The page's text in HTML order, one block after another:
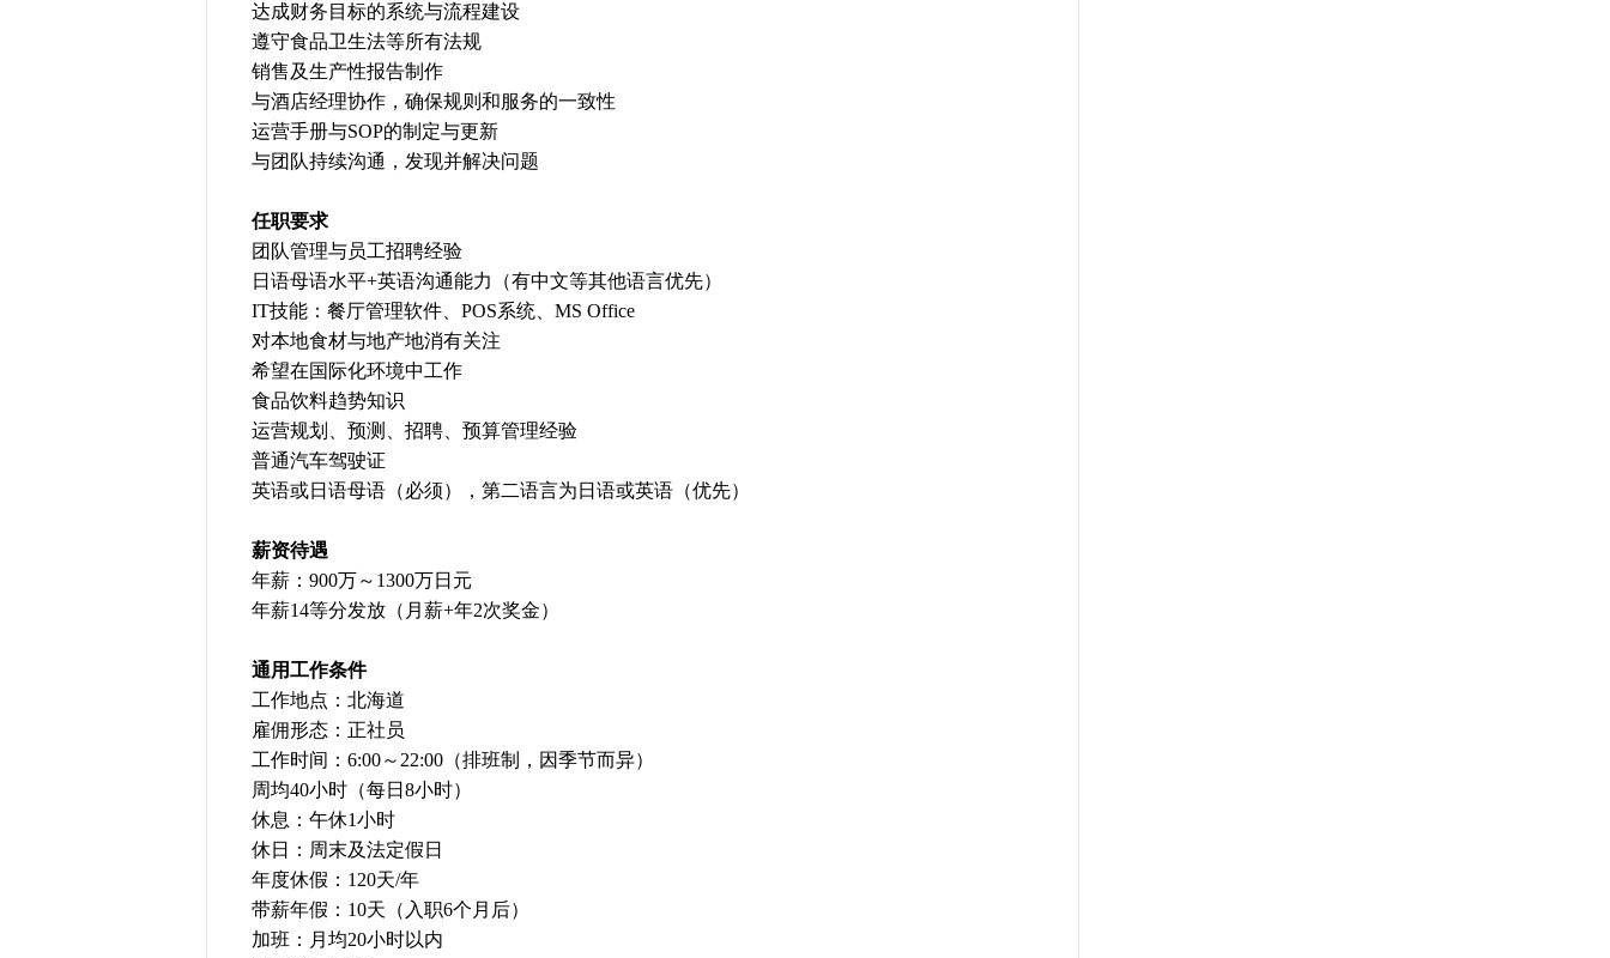
达成财务目标的系统与流程建设
遵守食品卫生法等所有法规
销售及生产性报告制作
与酒店经理协作，确保规则和服务的一致性
运营手册与SOP的制定与更新
与团队持续沟通，发现并解决问题
任职要求
团队管理与员工招聘经验
日语母语水平+英语沟通能力（有中文等其他语言优先）
IT技能：餐厅管理软件、POS系统、MS Office
对本地食材与地产地消有关注
希望在国际化环境中工作
食品饮料趋势知识
运营规划、预测、招聘、预算管理经验
普通汽车驾驶证
英语或日语母语（必须），第二语言为日语或英语（优先）
薪资待遇
年薪：900万～1300万日元
年薪14等分发放（月薪+年2次奖金）
通用工作条件
工作地点：北海道
雇佣形态：正社员
工作时间：6:00～22:00（排班制，因季节而异）
周均40小时（每日8小时）
休息：午休1小时
休日：周末及法定假日
年度休假：120天/年
带薪年假：10天（入职6个月后）
加班：月均20小时以内